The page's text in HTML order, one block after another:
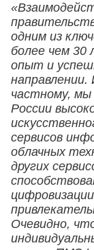
одним из
более чем 30
опыт и
частному,
России
сервисов
облачных
других
Очевидно,